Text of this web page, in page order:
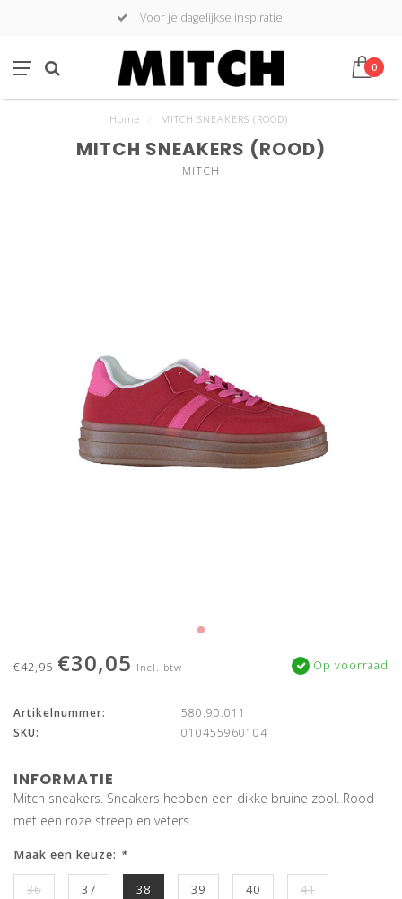
Voor je dagelijkse inspiratie!
0
Home MITCH SNEAKERS (ROOD)
MITCH SNEAKERS (ROOD)
MITCH
€42,95 €30,05 Incl. btw Op voorraad
Artikelnummer:
580.90.011
SKU:
010455960104
INFORMATIE
Mitch sneakers. Sneakers hebben een dikke bruine zool. Rood
met een roze streep en veters.
Maak een keuze: *
36 37 38 39 40 41